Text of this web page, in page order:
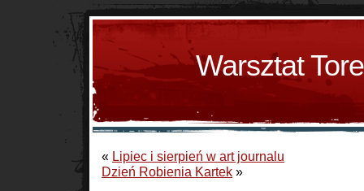
Warsztat
« Lipiec i sierpień w art journalu
Dzień Robienia Kartek »